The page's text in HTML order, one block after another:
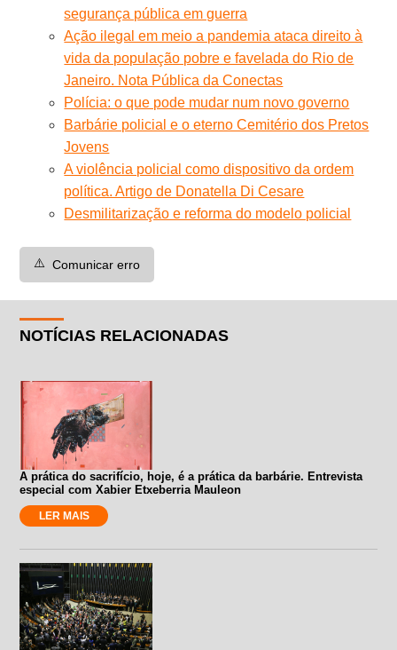
segurança pública em guerra
Ação ilegal em meio a pandemia ataca direito à
vida da população pobre e favelada do Rio de
Janeiro. Nota Pública da Conectas
Polícia: o que pode mudar num novo governo
Barbárie policial e o eterno Cemitério dos Pretos
Jovens
A violência policial como dispositivo da ordem
política. Artigo de Donatella Di Cesare
Desmilitarização e reforma do modelo policial
⚠️ Comunicar erro
NOTÍCIAS RELACIONADAS
A prática do sacrifício, hoje, é a prática da barbárie. Entrevista
especial com Xabier Etxeberria Mauleon
LER MAIS